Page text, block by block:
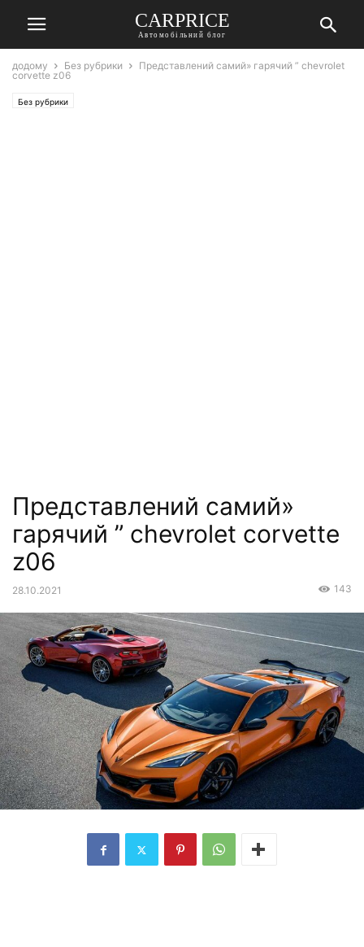
СARPRICE
Автомобільний блог
додому Без рубрики
Представлений самий» гарячий ” chevrolet
corvette z06
Без рубрики
Представлений самий»
гарячий ” chevrolet corvette
z06
28.10.2021 143